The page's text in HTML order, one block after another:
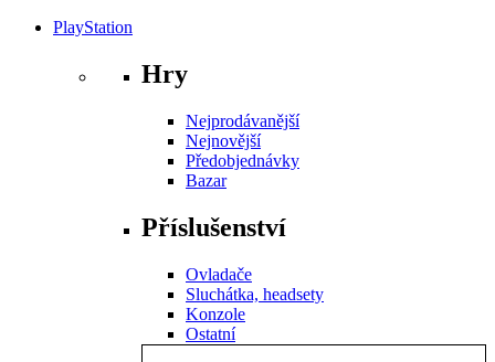
PlayStation
Hry
Nejprodávanější
Nejnovější
Předobjednávky
Bazar
Příslušenství
Ovladače
Sluchátka, headsety
Konzole
Ostatní